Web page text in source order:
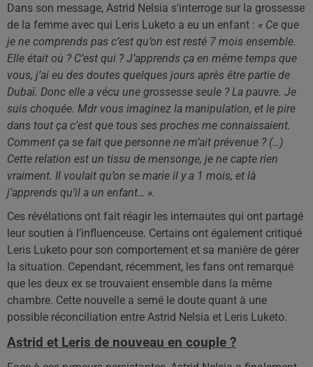
Dans son message, Astrid Nelsia s’interroge sur la grossesse
de la femme avec qui Leris Luketo a eu un enfant : « Ce que
je ne comprends pas c’est qu’on est resté 7 mois ensemble.
Elle était où ? C’est qui ? J’apprends ça en même temps que
vous, j’ai eu des doutes quelques jours après être partie de
Dubaï. Donc elle a vécu une grossesse seule ? La pauvre. Je
suis choquée. Mdr vous imaginez la manipulation, et le pire
dans tout ça c’est que tous ses proches me connaissaient.
Comment ça se fait que personne ne m’ait prévenue ? (…)
Cette relation est un tissu de mensonge, je ne capte rien
vraiment. Il voulait qu’on se marie il y a 1 mois, et là
j’apprends qu’il a un enfant… ».
Ces révélations ont fait réagir les internautes qui ont partagé
leur soutien à l’influenceuse. Certains ont également critiqué
Leris Luketo pour son comportement et sa manière de gérer
la situation. Cependant, récemment, les fans ont remarqué
que les deux ex se trouvaient ensemble dans la même
chambre. Cette nouvelle a semé le doute quant à une
possible réconciliation entre Astrid Nelsia et Leris Luketo.
Astrid et Leris de nouveau en couple ?